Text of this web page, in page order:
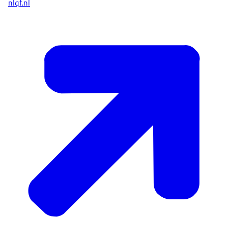
weet wat
mensen waard zijn en tot waar ze zijn opgeleid."
Dorine zit achter een laptop en mensen van
Defensie lopen
rond en praten met elkaar.
VOICEOVER: "Voor opleiders: geef duidelijkheid
niveau van jouw opleidingen."
Een blauw vlak met het woord: Werkgever, een
het onderstreepte woord: Opleider, en een roze
vlak met het
nlqf.nl